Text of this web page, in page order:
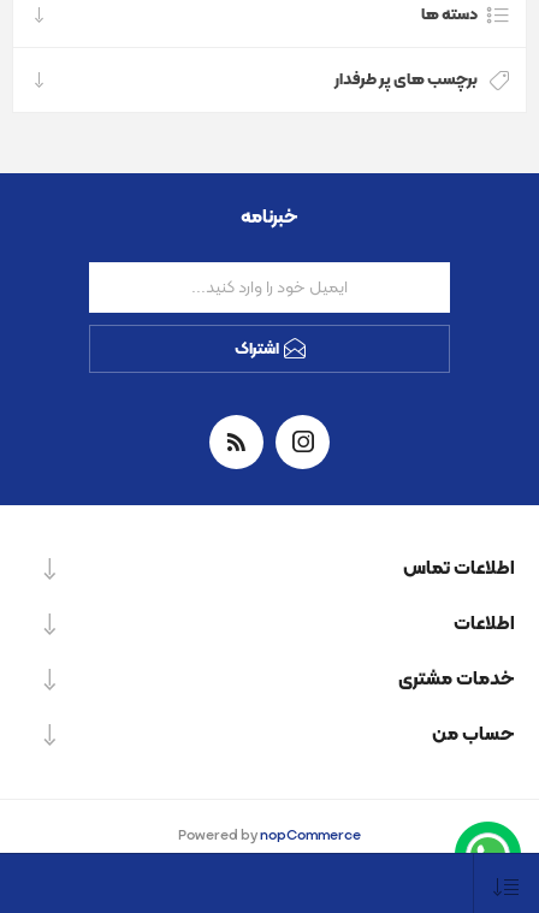
دسته ها
برچسب های پر طرفدار
خبرنامه
اشتراک
اطلاعات تماس
اطلاعات
خدمات مشتری
حساب من
Powered bynopCommerce
Designed byNop-Templates.com